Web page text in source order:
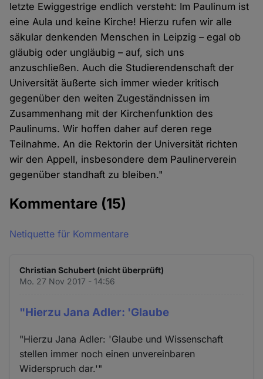
letzte Ewiggestrige endlich versteht: Im Paulinum ist
eine Aula und keine Kirche! Hierzu rufen wir alle
säkular denkenden Menschen in Leipzig – egal ob
gläubig oder ungläubig – auf, sich uns
anzuschließen. Auch die Studierendenschaft der
Universität äußerte sich immer wieder kritisch
gegenüber den weiten Zugeständnissen im
Zusammenhang mit der Kirchenfunktion des
Paulinums. Wir hoffen daher auf deren rege
Teilnahme. An die Rektorin der Universität richten
wir den Appell, insbesondere dem Paulinerverein
gegenüber standhaft zu bleiben."
Kommentare (15)
Netiquette für Kommentare
Christian Schubert (nicht überprüft)
Mo. 27 Nov 2017 - 14:56
"Hierzu Jana Adler: 'Glaube
"Hierzu Jana Adler: 'Glaube und Wissenschaft
stellen immer noch einen unvereinbaren
Widerspruch dar.'"